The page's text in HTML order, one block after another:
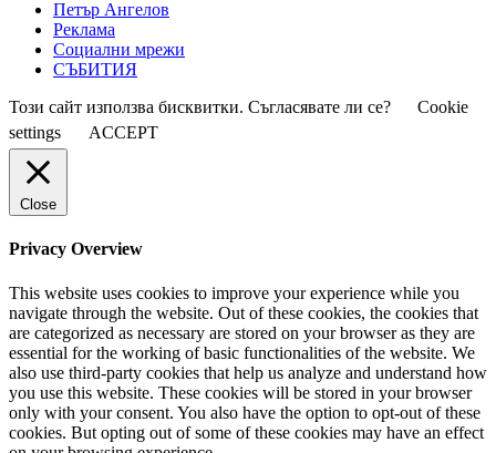
Петър Ангелов
Реклама
Социални мрежи
СЪБИТИЯ
Този сайт използва бисквитки. Съгласявате ли се?
Cookie
settings
ACCEPT
Close
Privacy Overview
This website uses cookies to improve your experience while you
navigate through the website. Out of these cookies, the cookies that
are categorized as necessary are stored on your browser as they are
essential for the working of basic functionalities of the website. We
also use third-party cookies that help us analyze and understand how
you use this website. These cookies will be stored in your browser
only with your consent. You also have the option to opt-out of these
cookies. But opting out of some of these cookies may have an effect